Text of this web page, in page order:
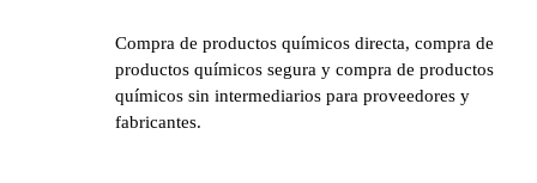
Compra de productos químicos directa, compra de
productos químicos segura y compra de productos
químicos sin intermediarios para proveedores y
fabricantes.